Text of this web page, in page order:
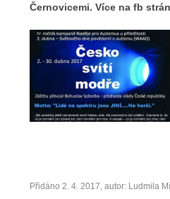
Černovicemi. Více na fb
Přidáno 2. 4. 2017, autor: Ludmila